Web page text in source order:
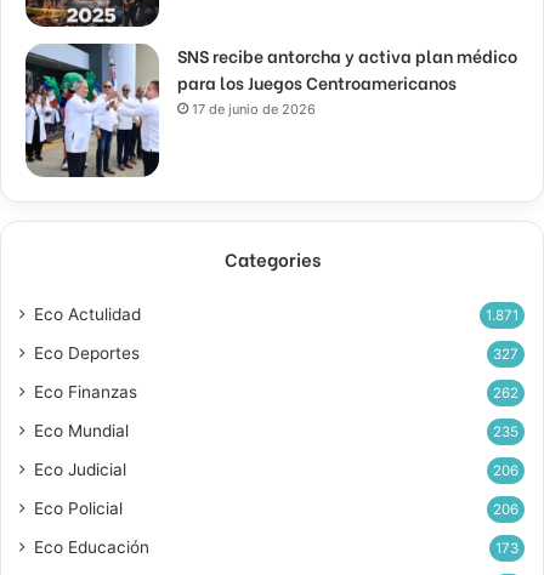
SNS recibe antorcha y activa plan médico
para los Juegos Centroamericanos
17 de junio de 2026
Categories
Eco Actulidad 1.871
Eco Deportes 327
Eco Finanzas 262
Eco Mundial 235
Eco Judicial 206
Eco Policial 206
Eco Educación 173